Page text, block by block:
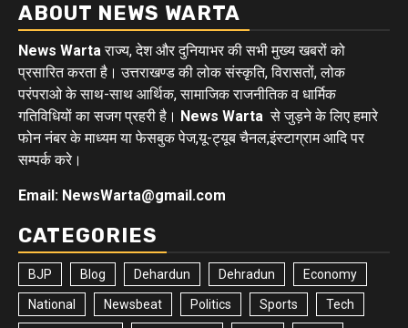
ABOUT NEWS WARTA
News Wartaराज्य, देश और दुनियाभर की सभी मुख्य खबरों को
प्रसारित करता है। उत्तराखण्ड की लोक संस्कृति, विरासतों, लोक
परंपराओ के साथ-साथ आर्थिक, सामाजिक राजनीतिक व धार्मिक
गतिविधियों का सजग प्रहरी है। News Warta से जुड़ने के लिए हमारे
फोन नंबर के माध्यम या फेसबुक पेज,यू-ट्यूब चैनल,इंस्टाग्राम आदि पर
सम्पर्क करे।
Email: NewsWarta@gmail.com
CATEGORIES
BJP Blog Dehardun Dehradun Economy
National Newsbeat Politics Sports Tech